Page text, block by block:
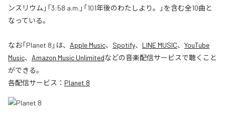
ンスリウム」「3:58 a.m.」「101年後のわたしより。」を含む全10曲と
なっている。
なお「Planet 8 」は、 Apple Music、 Spotify、 LINE MUSIC、 YouTube
Music、 Amazon Music Unlimitedなどの音楽配信サービスで聴くこと
ができる。
各配信サービス： Planet 8